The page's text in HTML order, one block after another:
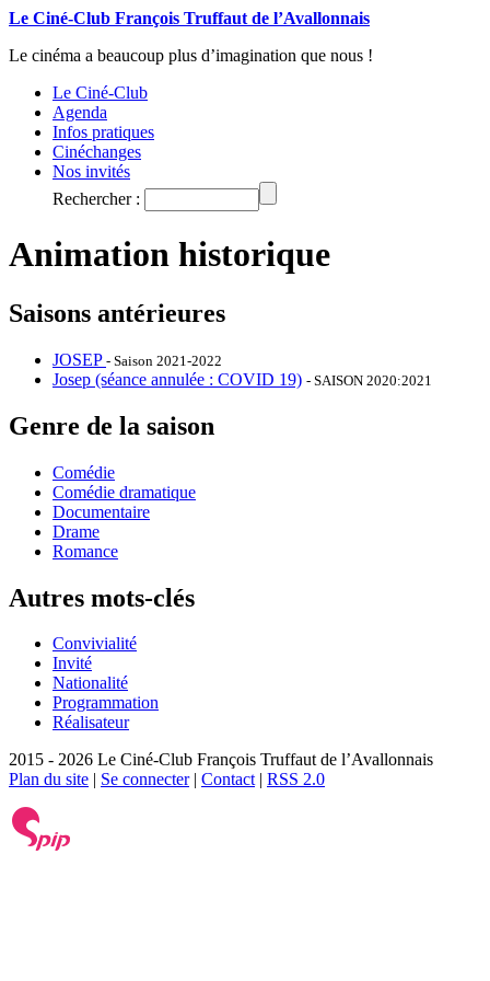
Le Ciné-Club François Truffaut de l’Avallonnais
Le cinéma a beaucoup plus d’imagination que nous !
Le Ciné-Club
Agenda
Infos pratiques
Cinéchanges
Nos invités
Rechercher :
Animation historique
Saisons antérieures
JOSEP - Saison 2021-2022
Josep (séance annulée : COVID 19) - SAISON 2020:2021
Genre de la saison
Comédie
Comédie dramatique
Documentaire
Drame
Romance
Autres mots-clés
Convivialité
Invité
Nationalité
Programmation
Réalisateur
2015 - 2026 Le Ciné-Club François Truffaut de l’Avallonnais
Plan du site | Se connecter| Contact| RSS 2.0